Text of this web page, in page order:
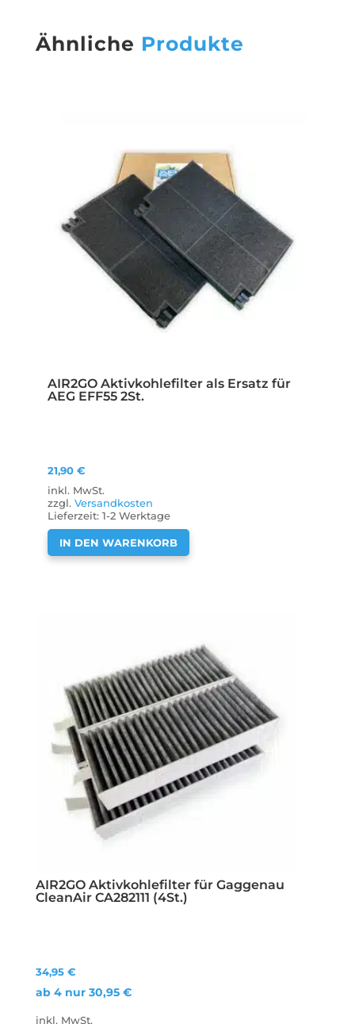
Ähnliche Produkte
AIR2GO Aktivkohlefilter als Ersatz für
AEG EFF55 2St.
21,90 €
inkl. MwSt.
zzgl. Versandkosten
Lieferzeit: 1-2 Werktage
IN DEN WARENKORB
AIR2GO Aktivkohlefilter für Gaggenau
CleanAir CA282111 (4St.)
34,95€
ab 4 nur30,95€
inkl. MwSt.